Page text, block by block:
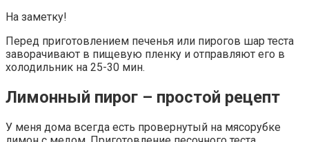
На заметку!
Перед приготовлением печенья или пирогов шар теста
заворачивают в пищевую пленку и отправляют его в
холодильник на 25-30 мин.
Лимонный пирог – простой рецепт
У меня дома всегда есть провернутый на мясорубке